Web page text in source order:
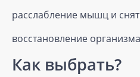
расслабление мышц и
восстановление
Как выбрать?